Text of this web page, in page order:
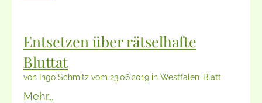
Entsetzen über rätselhafte
Bluttat
von Ingo Schmitz vom 23.06.2019 in Westfalen-Blatt
Mehr...